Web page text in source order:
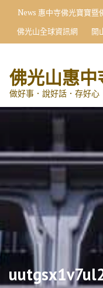
content
News 惠中寺佛光寶寶
佛光山全球資訊網
開
佛光山惠中
做好事．說好話．存好心